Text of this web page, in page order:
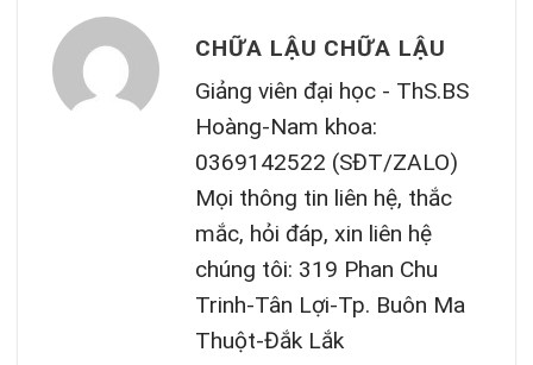
CHỮA LẬU CHỮA LẬU
Giảng viên đại học - ThS.BS
Hoàng-Nam khoa:
0369142522 (SĐT/ZALO)
Mọi thông tin liên hệ, thắc
mắc, hỏi đáp, xin liên hệ
chúng tôi: 319 Phan Chu
Trinh-Tân Lợi-Tp. Buôn Ma
Thuột-Đắk Lắk